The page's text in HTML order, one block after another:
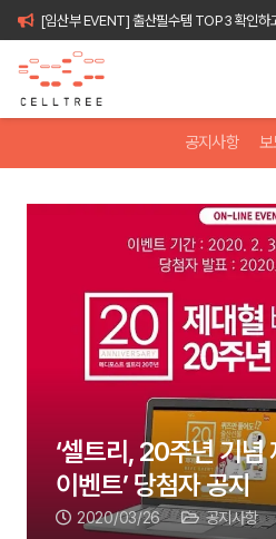
[임산부 EVENT] 출산필수템 TOP3 확인하
공지사항
‘셀트리, 20주년 기념
이벤트’ 당첨자 공지
2020/03/26 공지사항